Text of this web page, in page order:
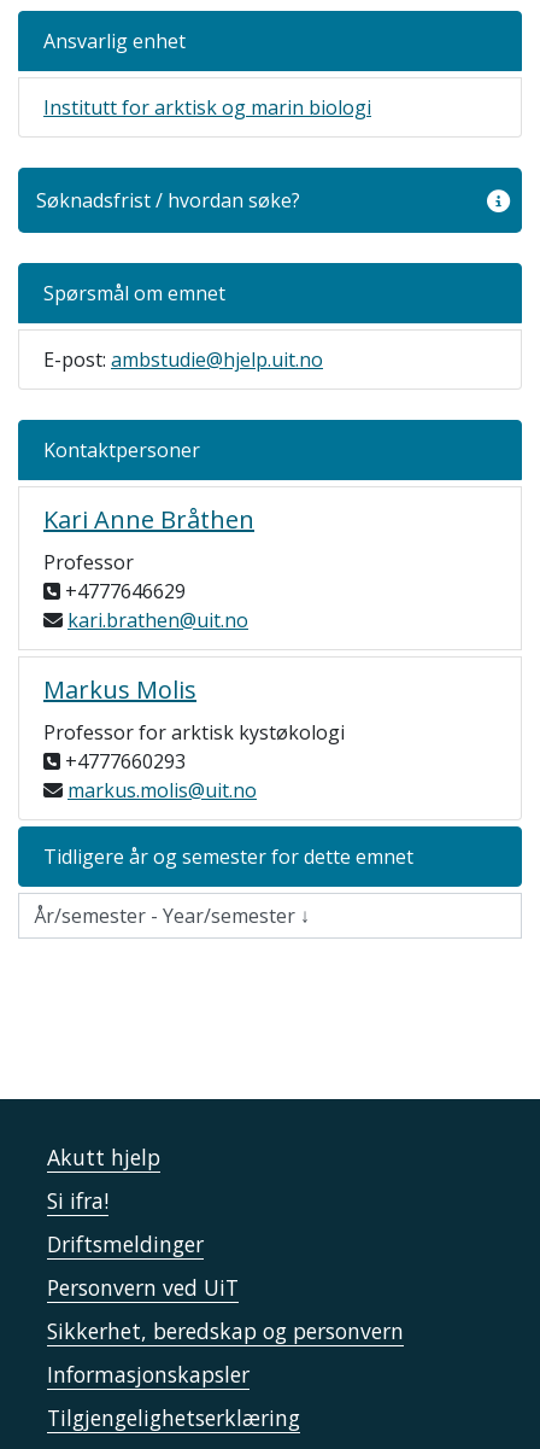
Ansvarlig enhet
Institutt for arktisk og marin biologi
Søknadsfrist / hvordan søke?
Spørsmål om emnet
E-post: ambstudie@hjelp.uit.no
Kontaktpersoner
Kari Anne Bråthen
Professor
+4777646629
kari.brathen@uit.no
Markus Molis
Professor for arktisk kystøkologi
+4777660293
markus.molis@uit.no
Tidligere år og semester for dette emnet
Akutt hjelp
Si ifra!
Driftsmeldinger
Personvern ved UiT
Sikkerhet, beredskap og personvern
Informasjonskapsler
Tilgjengelighetserklæring